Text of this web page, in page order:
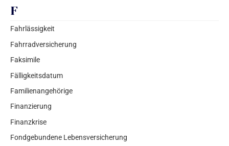
F
Fahrlässigkeit
Fahrradversicherung
Faksimile
Fälligkeitsdatum
Familienangehörige
Finanzierung
Finanzkrise
Fondgebundene Lebensversicherung